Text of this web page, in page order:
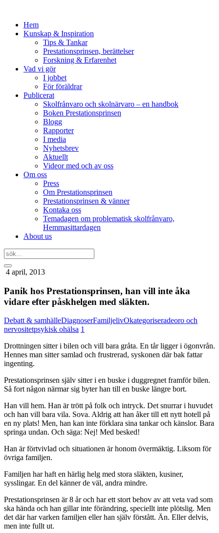
Hem
Kunskap & Inspiration
Tips & Tankar
Prestationsprinsen, berättelser
Forskning & Erfarenhet
Vad vi gör
I jobbet
För föräldrar
Publicerat
Skolfrånvaro och skolnärvaro – en handbok
Boken Prestationsprinsen
Blogg
Rapporter
I media
Nyhetsbrev
Aktuellt
Videor med och av oss
Om oss
Press
Om Prestationsprinsen
Prestationsprinsen & vänner
Kontaka oss
Temadagen om problematisk skolfrånvaro,
Hemmasittardagen
About us
4 april, 2013
Panik hos Prestationsprinsen, han vill inte åka
vidare efter påskhelgen med släkten.
Debatt & samhälleDiagnoserFamiljelivOkategoriseradeoro och
nervositetpsykisk ohälsa 1
Drottningen sitter i bilen och vill bara gråta. En tår ligger i ögonvrån.
Hennes man sitter samlad och frustrerad, syskonen där bak fattar
ingenting.
Prestationsprinsen själv sitter i en buske i duggregnet framför bilen.
Så fort någon närmar sig byter han till en buske längre bort.
Han vill hem. Han är trött på folk och intryck. Det snurrar i huvudet
och han vill bara vila. Sova. Aldrig att han åker till ett nytt hotell på
en ny plats! Men, han kan inte förklara sina tankar och känslor. Bara
springa undan. Och säga: Nej! Med besked!
Han är förtvivlad och situationen är honom övermäktig. Liksom för
övriga familjen.
Familjen har haft en härlig helg med stora släkten, kusiner,
sysslingar. En del känner de väl, andra mindre.
Prestationsprinsen är 8 år och har ett stort behov av att veta vad som
ska hända och han gillar inte förändring, speciellt inte plötslig. Men
det där har varken familjen eller han själv förstått. Än. Eller delvis,
men inte fullt ut.